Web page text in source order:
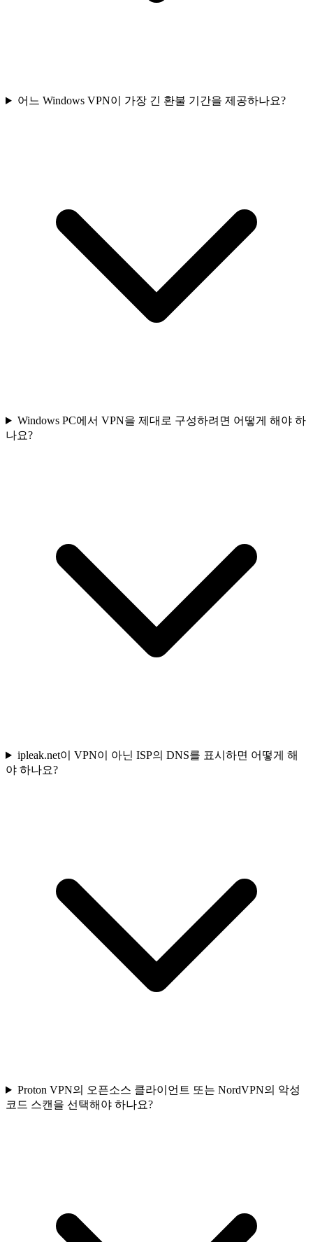
어느 Windows VPN이 가장 긴 환불 기간을 제공하나요?
Windows PC에서 VPN을 제대로 구성하려면 어떻게 해야 하
나요?
ipleak.net이 VPN이 아닌 ISP의 DNS를 표시하면 어떻게 해
야 하나요?
Proton VPN의 오픈소스 클라이언트 또는 NordVPN의 악성
코드 스캔을 선택해야 하나요?